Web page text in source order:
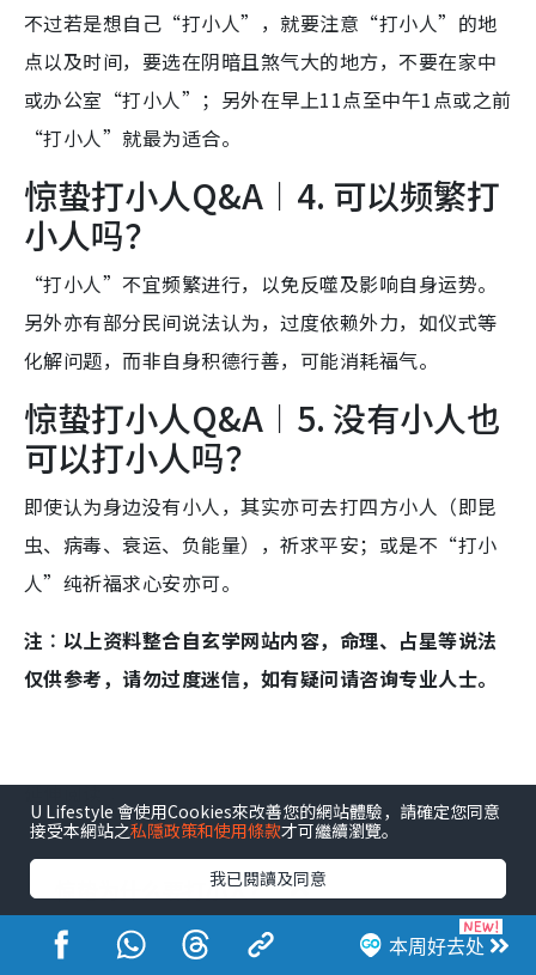
不过若是想自己“打小人”，就要注意“打小人”的地
点以及时间，要选在阴暗且煞气大的地方，不要在家中
或办公室“打小人”；另外在早上11点至中午1点或之前
“打小人”就最为适合。
惊蛰打小人Q&A︱4. 可以频繁打
小人吗？
“打小人”不宜频繁进行，以免反噬及影响自身运势。
另外亦有部分民间说法认为，过度依赖外力，如仪式等
化解问题，而非自身积德行善，可能消耗福气。
惊蛰打小人Q&A︱5. 没有小人也
可以打小人吗？
即使认为身边没有小人，其实亦可去打四方小人（即昆
虫、病毒、衰运、负能量），祈求平安；或是不“打小
人”纯祈福求心安亦可。
注︰以上资料整合自玄学网站内容，命理、占星等说法
仅供参考，请勿过度迷信，如有疑问请咨询专业人士。
延伸阅读︰
惊蛰为什么要打小人？
相传古时惊蛰时春雷始鸣，惊醒蛰伏在地下冬眠的
本周好去处
U Lifestyle 會使用Cookies來改善您的網站體驗，請確定您同意
接受本網站之私隱政策和使用條款才可繼續瀏覽。
我已閱讀及同意